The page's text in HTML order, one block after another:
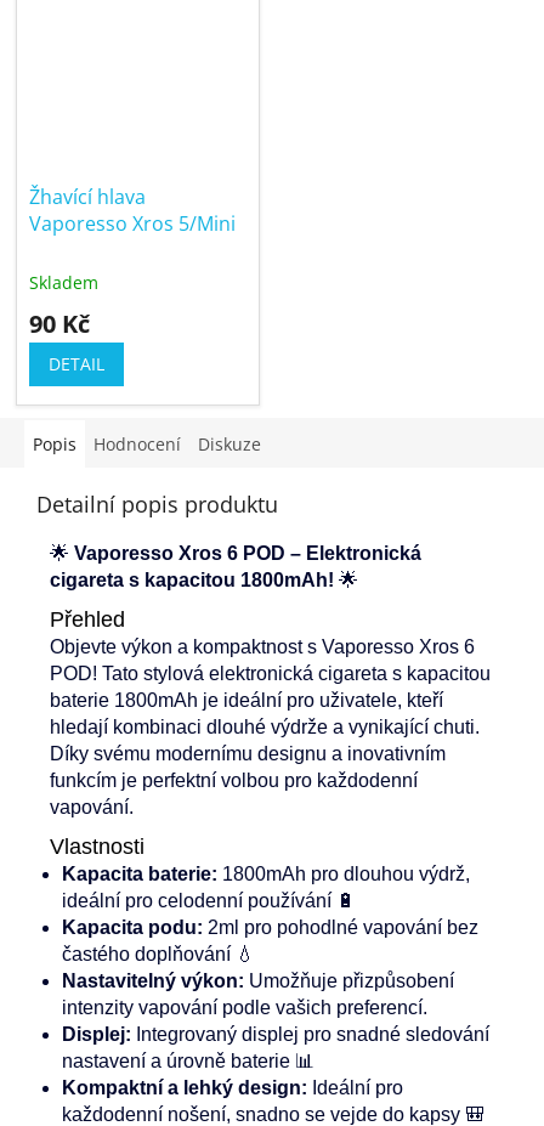
Žhavící hlava
Vaporesso Xros 5/Mini
Skladem
90 Kč
DETAIL
Popis Hodnocení Diskuze
Detailní popis produktu
🌟 Vaporesso Xros 6 POD – Elektronická
cigareta s kapacitou 1800mAh! 🌟
Přehled
Objevte výkon a kompaktnost s Vaporesso Xros 6
POD! Tato stylová elektronická cigareta s kapacitou
baterie 1800mAh je ideální pro uživatele, kteří
hledají kombinaci dlouhé výdrže a vynikající chuti.
Díky svému modernímu designu a inovativním
funkcím je perfektní volbou pro každodenní
vapování.
Vlastnosti
Kapacita baterie: 1800mAh pro dlouhou výdrž,
ideální pro celodenní používání 🔋
Kapacita podu: 2ml pro pohodlné vapování bez
častého doplňování 💧
Nastavitelný výkon: Umožňuje přizpůsobení
intenzity vapování podle vašich preferencí.
Displej: Integrovaný displej pro snadné sledování
nastavení a úrovně baterie 📊
Kompaktní a lehký design: Ideální pro
každodenní nošení, snadno se vejde do kapsy 🎒